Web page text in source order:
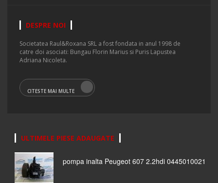
DESPRE NOI
Societatea Raul&Roxana SRL a fost fondata in anul 1998 de
catre doi asociati: Bungau Florin Marius si Puris Lapustea
Adriana Nicoleta.
CITESTE MAI MULTE
ULTIMELE PIESE ADAUGATE
pompa inalta Peugeot 607 2.2hdi 0445010021